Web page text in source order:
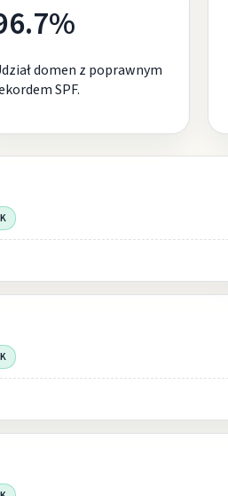
domen z poprawnym
SPF.